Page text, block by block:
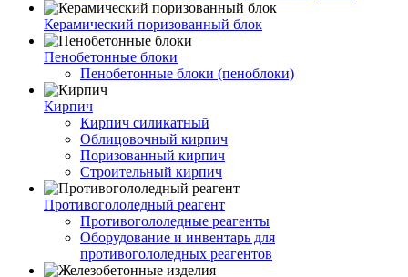
Керамический поризованный блок
Пенобетонные блоки
Пенобетонные блоки (пеноблоки)
Кирпич
Кирпич силикатный
Облицовочный кирпич
Поризованный кирпич
Строительный кирпич
Противогололедный реагент
Противогололедные реагенты
Оборудование и инвентарь для
противогололедных реагентов